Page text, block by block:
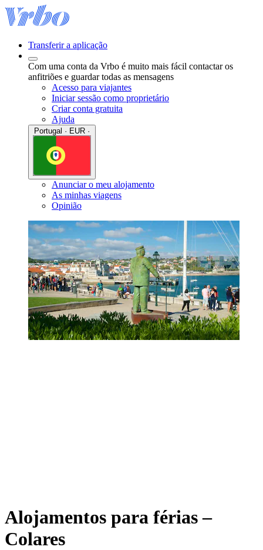
Transferir a aplicação
Com uma conta da Vrbo é muito mais fácil contactar os
anfitriões e guardar todas as mensagens
Acesso para viajantes
Iniciar sessão como proprietário
Criar conta gratuita
Ajuda
Anunciar o meu alojamento
As minhas viagens
Opinião
Alojamentos para férias –
Colares